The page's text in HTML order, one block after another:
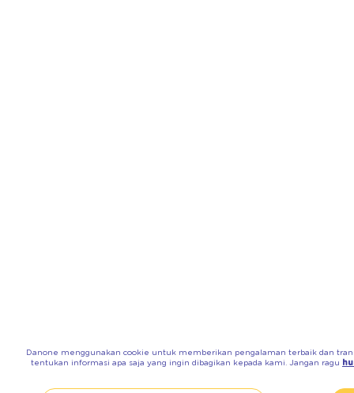
Danone menggunakan cookie untuk memberikan pengalaman terbaik dan
tentukan informasi apa saja yang ingin dibagikan kepada kami. Jangan ragu